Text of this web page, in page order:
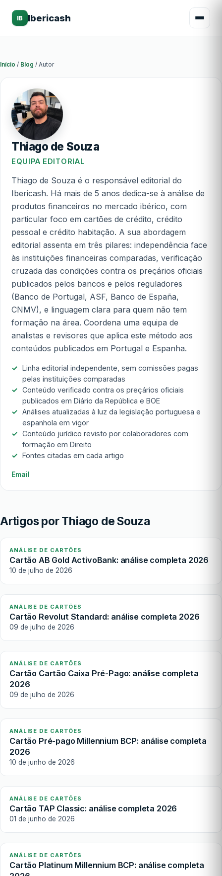
IB Ibericash
Início / Blog / Autor
Thiago de Souza
EQUIPA EDITORIAL
Thiago de Souza é o responsável editorial do
Ibericash. Há mais de 5 anos dedica-se à análise de
produtos financeiros no mercado ibérico, com
particular foco em cartões de crédito, crédito
pessoal e crédito habitação. A sua abordagem
editorial assenta em três pilares: independência face
às instituições financeiras comparadas, verificação
cruzada das condições contra os preçários oficiais
publicados pelos bancos e pelos reguladores
(Banco de Portugal, ASF, Banco de España,
CNMV), e linguagem clara para quem não tem
formação na área. Coordena uma equipa de
analistas e revisores que aplica este método aos
conteúdos publicados em Portugal e Espanha.
Linha editorial independente, sem comissões pagas
pelas instituições comparadas
Conteúdo verificado contra os preçários oficiais
publicados em Diário da República e BOE
Análises atualizadas à luz da legislação portuguesa e
espanhola em vigor
Conteúdo jurídico revisto por colaboradores com
formação em Direito
Fontes citadas em cada artigo
Email
Artigos por Thiago de Souza
ANÁLISE DE CARTÕES
Cartão AB Gold ActivoBank: análise completa 2026
10 de julho de 2026
ANÁLISE DE CARTÕES
Cartão Revolut Standard: análise completa 2026
09 de julho de 2026
ANÁLISE DE CARTÕES
Cartão Cartão Caixa Pré-Pago: análise completa
2026
09 de julho de 2026
ANÁLISE DE CARTÕES
Cartão Pré-pago Millennium BCP: análise completa
2026
10 de junho de 2026
ANÁLISE DE CARTÕES
Cartão TAP Classic: análise completa 2026
01 de junho de 2026
ANÁLISE DE CARTÕES
Cartão Platinum Millennium BCP: análise completa